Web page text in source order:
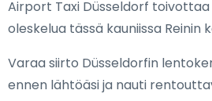
Airport Taxi Düsseldorf
oleskelua tässä kauniissa Reinin
Varaa siirto Düsseldorfin
ennen lähtöäsi ja nauti